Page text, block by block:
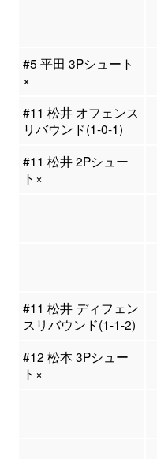
#5 平田 3Pシュート
×
#11 松井 オフェンス
リバウンド(1-0-1)
#11 松井 2Pシュー
ト×
#11 松井 ディフェン
スリバウンド(1-1-2)
#12 松本 3Pシュー
ト×